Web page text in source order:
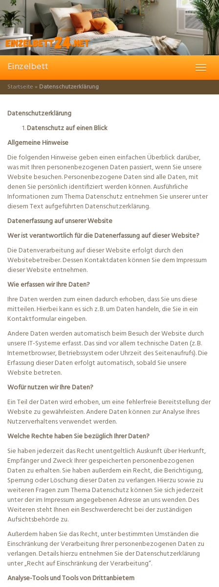
Skip
to
main
content
Einzelbett
Startseite » Datenschutzerklärung
Datenschutzerklärung
Datenschutz auf einen Blick
Allgemeine Hinweise
Die folgenden Hinweise geben einen einfachen Überblick darüber,
was mit Ihren personenbezogenen Daten passiert, wenn Sie unsere
Website besuchen. Personenbezogene Daten sind alle Daten, mit
denen Sie persönlich identifiziert werden können. Ausführliche
Informationen zum Thema Datenschutz entnehmen Sie unserer unter
diesem Text aufgeführten Datenschutzerklärung.
Datenerfassung auf unserer Website
Wer ist verantwortlich für die Datenerfassung auf dieser Website?
Die Datenverarbeitung auf dieser Website erfolgt durch den
Websitebetreiber. Dessen Kontaktdaten können Sie dem Impressum
dieser Website entnehmen.
Wie erfassen wir Ihre Daten?
Ihre Daten werden zum einen dadurch erhoben, dass Sie uns diese
mitteilen. Hierbei kann es sich z. B. um Daten handeln, die Sie in ein
Kontaktformular eingeben.
Andere Daten werden automatisch beim Besuch der Website durch
unsere IT-Systeme erfasst. Das sind vor allem technische Daten (z. B.
Internetbrowser, Betriebssystem oder Uhrzeit des Seitenaufrufs). Die
Erfassung dieser Daten erfolgt automatisch, sobald Sie unsere
Website betreten.
Wofür nutzen wir Ihre Daten?
Ein Teil der Daten wird erhoben, um eine fehlerfreie Bereitstellung der
Website zu gewährleisten. Andere Daten können zur Analyse Ihres
Nutzerverhaltens verwendet werden.
Welche Rechte haben Sie bezüglich Ihrer Daten?
Sie haben jederzeit das Recht unentgeltlich Auskunft über Herkunft,
Empfänger und Zweck Ihrer gespeicherten personenbezogenen
Daten zu erhalten. Sie haben außerdem ein Recht, die Berichtigung,
Sperrung oder Löschung dieser Daten zu verlangen. Hierzu sowie zu
weiteren Fragen zum Thema Datenschutz können Sie sich jederzeit
unter der im Impressum angegebenen Adresse an uns wenden. Des
Weiteren steht Ihnen ein Beschwerderecht bei der zuständigen
Aufsichtsbehörde zu.
Außerdem haben Sie das Recht, unter bestimmten Umständen die
Einschränkung der Verarbeitung Ihrer personenbezogenen Daten zu
verlangen. Details hierzu entnehmen Sie der Datenschutzerklärung
unter „Recht auf Einschränkung der Verarbeitung“.
Analyse-Tools und Tools von Drittanbietern